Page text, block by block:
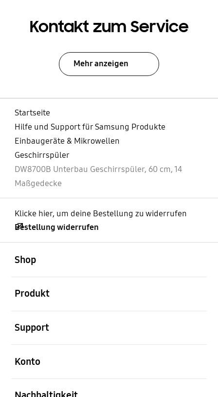
Kontakt zum Service
Mehr anzeigen
Startseite
Hilfe und Support für Samsung Produkte
Einbaugeräte & Mikrowellen
Geschirrspüler
DW8700B Unterbau Geschirrspüler, 60 cm, 14
Maßgedecke
Klicke hier, um deine Bestellung zu widerrufen
Bestellung widerrufen
Shop
Produkt
Support
Konto